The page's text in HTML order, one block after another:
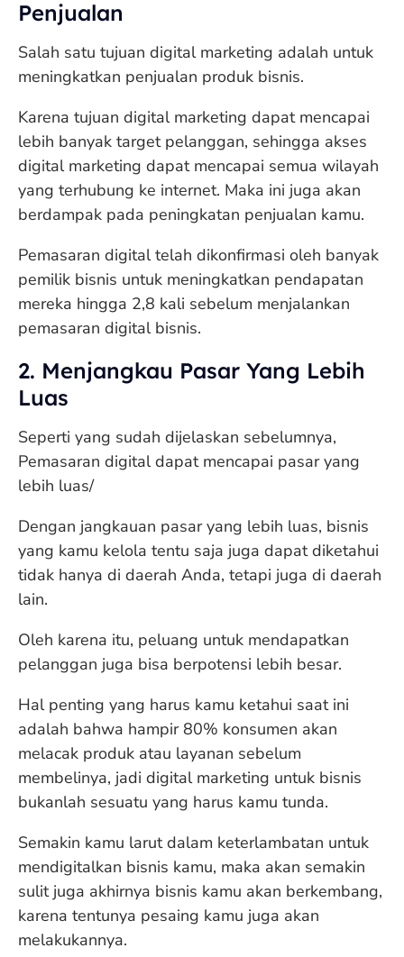
Penjualan
Salah satu tujuan digital marketing adalah untuk
meningkatkan penjualan produk bisnis.
Karena tujuan digital marketing dapat mencapai
lebih banyak target pelanggan, sehingga akses
digital marketing dapat mencapai semua wilayah
yang terhubung ke internet. Maka ini juga akan
berdampak pada peningkatan penjualan kamu.
Pemasaran digital telah dikonfirmasi oleh banyak
pemilik bisnis untuk meningkatkan pendapatan
mereka hingga 2,8 kali sebelum menjalankan
pemasaran digital bisnis.
2. Menjangkau Pasar Yang Lebih
Luas
Seperti yang sudah dijelaskan sebelumnya,
Pemasaran digital dapat mencapai pasar yang
lebih luas/
Dengan jangkauan pasar yang lebih luas, bisnis
yang kamu kelola tentu saja juga dapat diketahui
tidak hanya di daerah Anda, tetapi juga di daerah
lain.
Oleh karena itu, peluang untuk mendapatkan
pelanggan juga bisa berpotensi lebih besar.
Hal penting yang harus kamu ketahui saat ini
adalah bahwa hampir 80% konsumen akan
melacak produk atau layanan sebelum
membelinya, jadi digital marketing untuk bisnis
bukanlah sesuatu yang harus kamu tunda.
Semakin kamu larut dalam keterlambatan untuk
mendigitalkan bisnis kamu, maka akan semakin
sulit juga akhirnya bisnis kamu akan berkembang,
karena tentunya pesaing kamu juga akan
melakukannya.